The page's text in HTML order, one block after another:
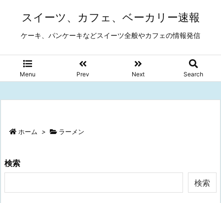
スイーツ、カフェ、ベーカリー速報
ケーキ、パンケーキなどスイーツ全般やカフェの情報発信
Menu Prev Next Search
ホーム > ラーメン
検索
検索